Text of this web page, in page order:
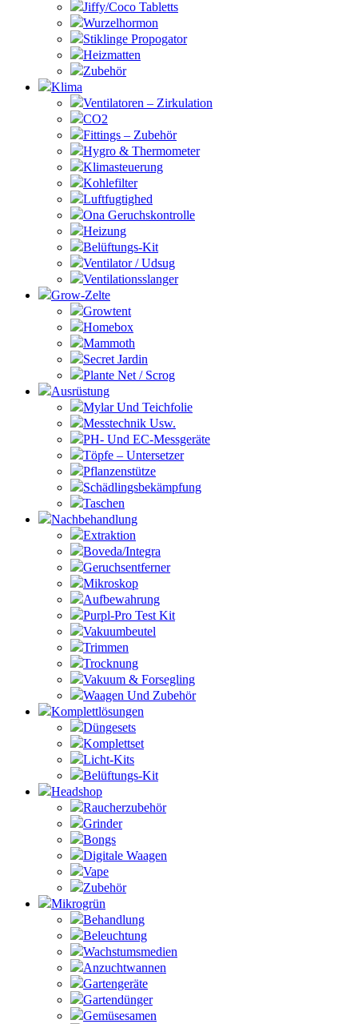
Jiffy/Coco Tabletts
Wurzelhormon
Stiklinge Propogator
Heizmatten
Zubehör
Klima
Ventilatoren – Zirkulation
CO2
Fittings – Zubehör
Hygro & Thermometer
Klimasteuerung
Kohlefilter
Luftfugtighed
Ona Geruchskontrolle
Heizung
Belüftungs-Kit
Ventilator / Udsug
Ventilationsslanger
Grow-Zelte
Growtent
Homebox
Mammoth
Secret Jardin
Plante Net / Scrog
Ausrüstung
Mylar Und Teichfolie
Messtechnik Usw.
PH- Und EC-Messgeräte
Töpfe – Untersetzer
Pflanzenstütze
Schädlingsbekämpfung
Taschen
Nachbehandlung
Extraktion
Boveda/Integra
Geruchsentferner
Mikroskop
Aufbewahrung
Purpl-Pro Test Kit
Vakuumbeutel
Trimmen
Trocknung
Vakuum & Forsegling
Waagen Und Zubehör
Komplettlösungen
Düngesets
Komplettset
Licht-Kits
Belüftungs-Kit
Headshop
Raucherzubehör
Grinder
Bongs
Digitale Waagen
Vape
Zubehör
Mikrogrün
Behandlung
Beleuchtung
Wachstumsmedien
Anzuchtwannen
Gartengeräte
Gartendünger
Gemüsesamen